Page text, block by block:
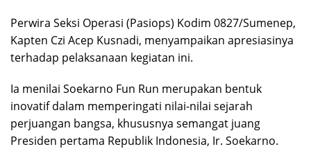
Perwira Seksi Operasi (Pasiops) Kodim 0827/Sumenep,
Kapten Czi Acep Kusnadi, menyampaikan apresiasinya
terhadap pelaksanaan kegiatan ini.
Ia menilai Soekarno Fun Run merupakan bentuk
inovatif dalam memperingati nilai-nilai sejarah
perjuangan bangsa, khususnya semangat juang
Presiden pertama Republik Indonesia, Ir. Soekarno.